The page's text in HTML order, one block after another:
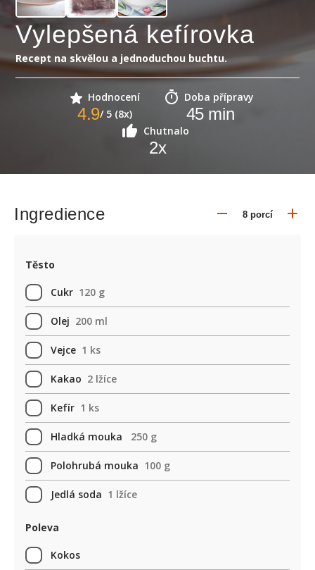
Vylepšená kefírovka
Recept na skvělou a jednoduchou buchtu.
Hodnocení
4.9/ 5 (8x)
Doba přípravy
45min
Chutnalo
2x
Ingredience
Těsto
Cukr 120 g
Olej 200 ml
Vejce 1 ks
Kakao 2 lžíce
Kefír 1 ks
Hladká mouka 250 g
Polohrubá mouka 100 g
Jedlá soda 1 lžíce
Poleva
Kokos